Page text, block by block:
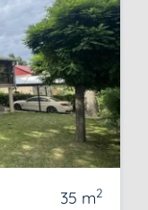
35 m2